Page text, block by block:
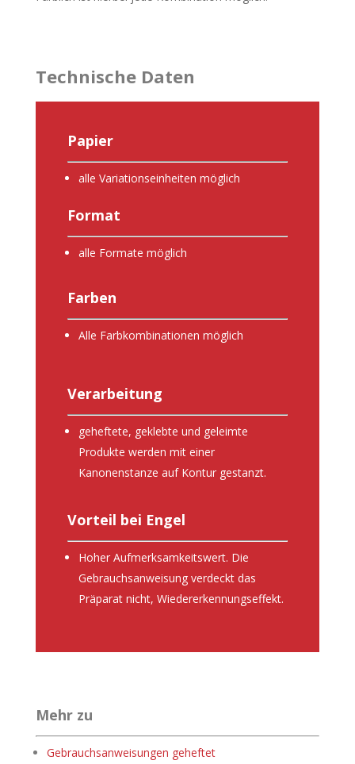
Technische Daten
Papier
alle Variationseinheiten möglich
Format
alle Formate möglich
Farben
Alle Farbkombinationen möglich
Verarbeitung
geheftete, geklebte und geleimte
Produkte werden mit einer
Kanonenstanze auf Kontur gestanzt.
Vorteil bei Engel
Hoher Aufmerksamkeitswert. Die
Gebrauchsanweisung verdeckt das
Präparat nicht, Wiedererkennungseffekt.
Mehr zu
Gebrauchsanweisungen geheftet